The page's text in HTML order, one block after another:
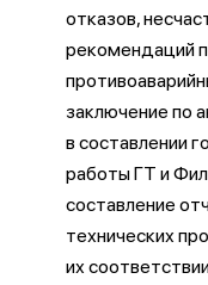
отказов,
рекомендаций
заключение по
в составлении
работы ГТ и
составление
технических
их